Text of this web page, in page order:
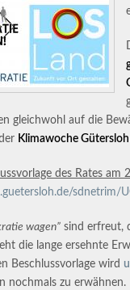
gleichwohl auf die
Klimawoche Gütersloh
des Rates am
sdnetrim/
wagen” sind erfreut,
die lange ersehnte
Beschlussvorlage wird
nochmals zu erwähnen.